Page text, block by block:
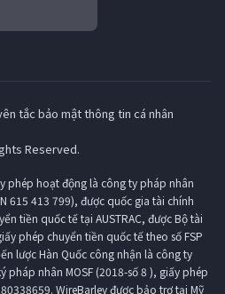
tắc bảo mật thông tin cá nhân
Reserved.
phép hoạt động là công ty pháp nhân
615 413 799), được quốc gia tài chính
tiền quốc tế tại AUSTRAC, được Bộ tài
phép chuyển tiền quốc tế theo số FSP
lược Hàn Quốc công nhận là công ty
pháp nhân MOSF (2018-số 8 ), giấy phép
WireBarley được bảo trợ tại Mỹ